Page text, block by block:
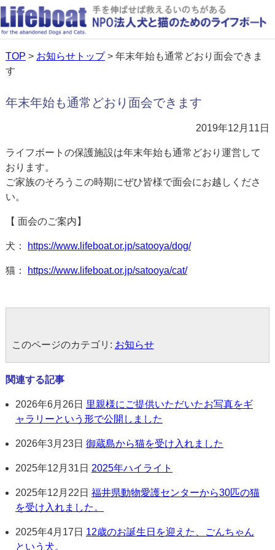
TOP > お知らせトップ> 年末年始も通常どおり面会できま
す
年末年始も通常どおり面会できます
2019年12月11日
ライフボートの保護施設は年末年始も通常どおり運営して
おります。
ご家族のそろうこの時期にぜひ皆様で面会にお越しくださ
い。
【 面会のご案内】
犬： https://www.lifeboat.or.jp/satooya/dog/
猫： https://www.lifeboat.or.jp/satooya/cat/
このページのカテゴリ: お知らせ
関連する記事
2026年6月26日 里親様にご提供いただいたお写真をギ
ャラリーという形で公開しました
2026年3月23日 御蔵島から猫を受け入れました
2025年12月31日 2025年ハイライト
2025年12月22日 福井県動物愛護センターから30匹の猫
を受け入れました。
2025年4月17日 12歳のお誕生日を迎えた、ごんちゃん
という犬。